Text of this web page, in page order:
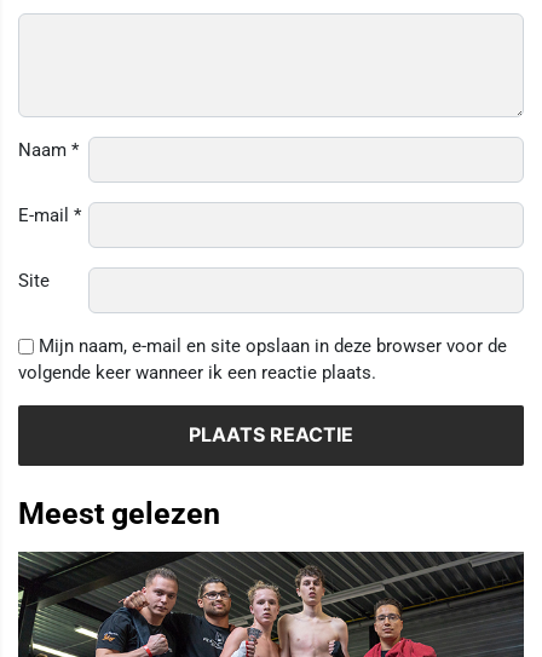
Naam *
E-mail *
Site
Mijn naam, e-mail en site opslaan in deze browser voor de
volgende keer wanneer ik een reactie plaats.
Meest gelezen